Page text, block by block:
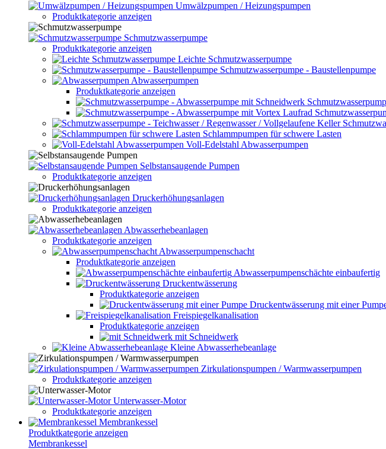
Umwälzpumpen / Heizungspumpen
Produktkategorie anzeigen
Schmutzwasserpumpe
Produktkategorie anzeigen
Leichte Schmutzwasserpumpe
Schmutzwasserpumpe - Baustellenpumpe
Abwasserpumpen
Produktkategorie anzeigen
Schlammpumpen für schwere Lasten
Voll-Edelstahl Abwasserpumpen
Selbstansaugende Pumpen
Produktkategorie anzeigen
Druckerhöhungsanlagen
Produktkategorie anzeigen
Abwasserhebeanlagen
Produktkategorie anzeigen
Abwasserpumpenschacht
Produktkategorie anzeigen
Abwasserpumpenschächte einbaufertig
Druckentwässerung
Produktkategorie anzeigen
Druckentwässerung mit einer
Freispiegelkanalisation
Produktkategorie anzeigen
mit Schneidwerk
Kleine Abwasserhebeanlage
Zirkulationspumpen / Warmwasserpumpen
Produktkategorie anzeigen
Unterwasser-Motor
Produktkategorie anzeigen
Membrankessel
Produktkategorie anzeigen
Membrankessel